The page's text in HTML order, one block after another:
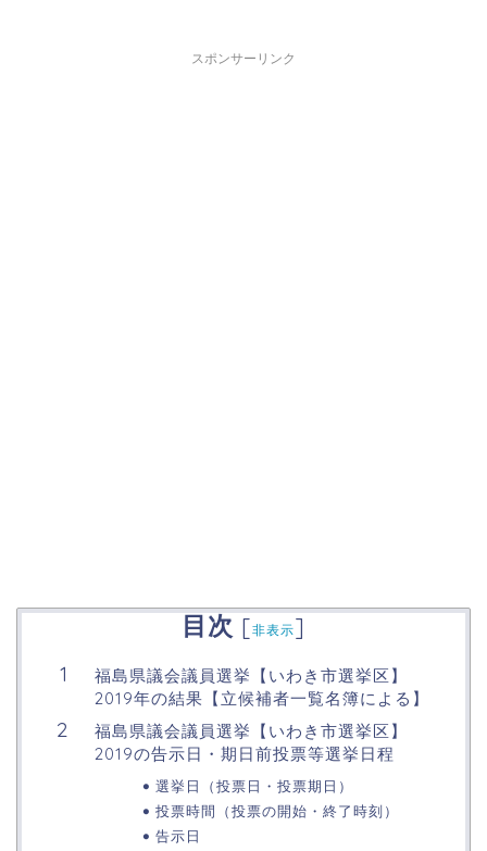
スポンサーリンク
目次 [非表示]
福島県議会議員選挙【いわき市選挙区】
2019年の結果【立候補者一覧名簿による】
福島県議会議員選挙【いわき市選挙区】
2019の告示日・期日前投票等選挙日程
選挙日（投票日・投票期日）
投票時間（投票の開始・終了時刻）
告示日